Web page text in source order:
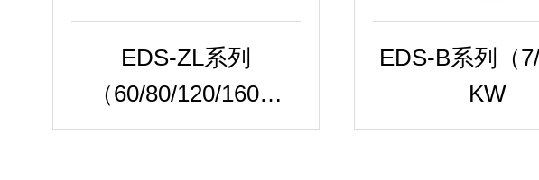
EDS-ZL系列
（60/80/120/160）
KW..
EDS-B系列（
KW